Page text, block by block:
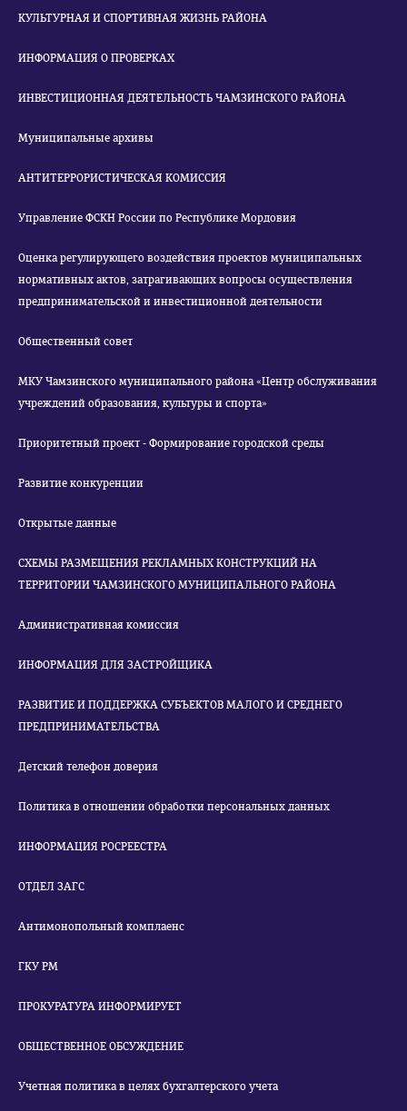
КУЛЬТУРНАЯ И СПОРТИВНАЯ ЖИЗНЬ РАЙОНА
ИНФОРМАЦИЯ О ПРОВЕРКАХ
ИНВЕСТИЦИОННАЯ ДЕЯТЕЛЬНОСТЬ ЧАМЗИНСКОГО РАЙОНА
Муниципальные архивы
АНТИТЕРРОРИСТИЧЕСКАЯ КОМИССИЯ
Управление ФСКН России по Республике Мордовия
Оценка регулирующего воздействия проектов муниципальных
нормативных актов, затрагивающих вопросы осуществления
предпринимательской и инвестиционной деятельности
Общественный совет
МКУ Чамзинского муниципального района «Центр обслуживания
учреждений образования, культуры и спорта»
Приоритетный проект - Формирование городской среды
Развитие конкуренции
Открытые данные
СХЕМЫ РАЗМЕЩЕНИЯ РЕКЛАМНЫХ КОНСТРУКЦИЙ НА
ТЕРРИТОРИИ ЧАМЗИНСКОГО МУНИЦИПАЛЬНОГО РАЙОНА
Административная комиссия
ИНФОРМАЦИЯ ДЛЯ ЗАСТРОЙЩИКА
РАЗВИТИЕ И ПОДДЕРЖКА СУБЪЕКТОВ МАЛОГО И СРЕДНЕГО
ПРЕДПРИНИМАТЕЛЬСТВА
Детский телефон доверия
Политика в отношении обработки персональных данных
ИНФОРМАЦИЯ РОСРЕЕСТРА
ОТДЕЛ ЗАГС
Антимонопольный комплаенс
ГКУ РМ
ПРОКУРАТУРА ИНФОРМИРУЕТ
ОБЩЕСТВЕННОЕ ОБСУЖДЕНИЕ
Учетная политика в целях бухгалтерского учета